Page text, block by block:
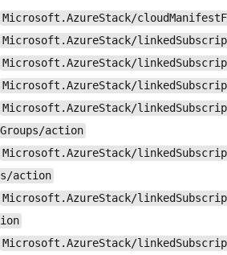
Microsoft.AzureStack/
Microsoft.AzureStack/
Microsoft.AzureStack/
Microsoft.AzureStack/
Microsoft.AzureStack/
Groups/action
Microsoft.AzureStack/
s/action
Microsoft.AzureStack/
ion
Microsoft.AzureStack/